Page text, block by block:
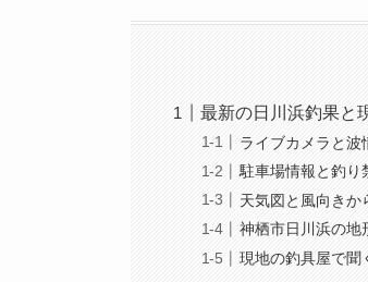
最新の日川浜釣果と
ライブカメラと波
駐車場情報と釣り
天気図と風向きか
神栖市日川浜の地
現地の釣具屋で聞